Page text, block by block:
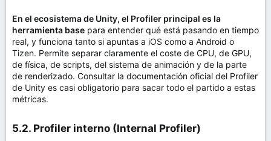
En el ecosistema de Unity, el Profiler principal es la
herramienta base para entender qué está pasando en tiempo
real, y funciona tanto si apuntas a iOS como a Android o
Tizen. Permite separar claramente el coste de CPU, de GPU,
de física, de scripts, del sistema de animación y de la parte
de renderizado. Consultar la documentación oficial del Profiler
de Unity es casi obligatorio para sacar todo el partido a estas
métricas.
5.2. Profiler interno (Internal Profiler)​